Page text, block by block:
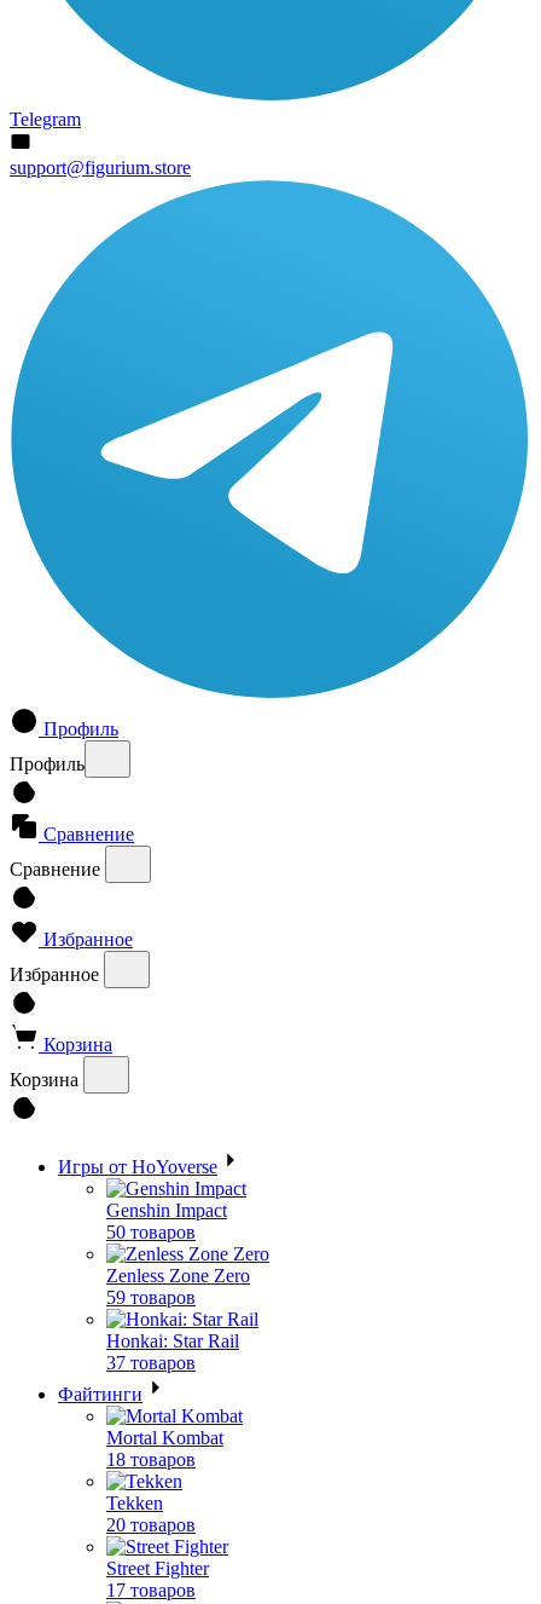
Telegram
support@figurium.store
Профиль
Профиль
Сравнение
Сравнение
Избранное
Избранное
Корзина
Корзина
Игры от HoYoverse
Genshin Impact
50 товаров
Zenless Zone Zero
59 товаров
Honkai: Star Rail
37 товаров
Файтинги
Mortal Kombat
18 товаров
Tekken
20 товаров
Street Fighter
17 товаров